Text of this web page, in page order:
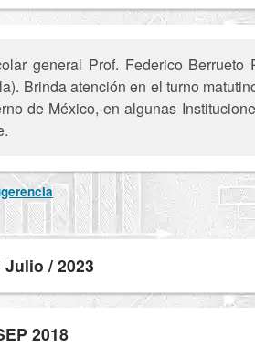
general Prof. Federico Berrueto
Brinda atención en el turno
de México, en algunas
/ 2023
2018